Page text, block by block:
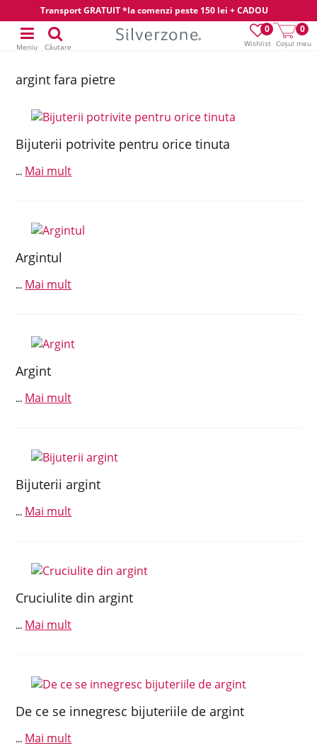
Transport GRATUIT *la comenzi peste 150 lei + CADOU
Wishlist
0
Coșul meu
0
Meniu Căutare
argint fara pietre
Bijuterii potrivite pentru orice tinuta
... Mai mult
Argintul
... Mai mult
Argint
... Mai mult
Bijuterii argint
... Mai mult
Cruciulite din argint
... Mai mult
De ce se innegresc bijuteriile de argint
... Mai mult